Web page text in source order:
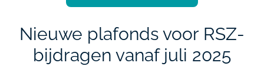
Nieuwe plafonds voor RSZ-
bijdragen vanaf juli 2025